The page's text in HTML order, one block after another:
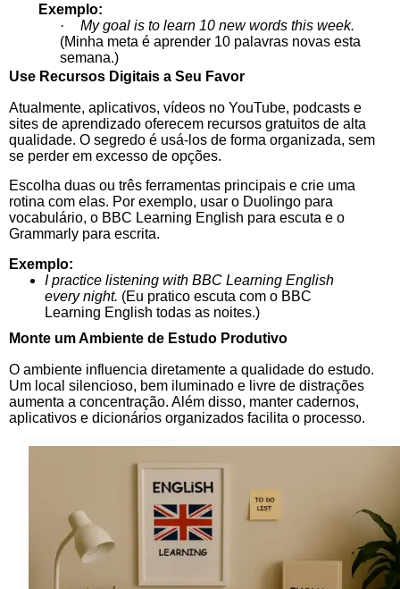
Exemplo:
·
My goal is to learn 10 new words this week.
(Minha meta é aprender 10 palavras novas esta
semana.)
Use Recursos Digitais a Seu Favor
Atualmente, aplicativos, vídeos no YouTube, podcasts e
sites de aprendizado oferecem recursos gratuitos de alta
qualidade. O segredo é usá-los de forma organizada, sem
se perder em excesso de opções.
Escolha duas ou três ferramentas principais e crie uma
rotina com elas. Por exemplo, usar o Duolingo para
vocabulário, o BBC Learning English para escuta e o
Grammarly para escrita.
Exemplo:
I practice listening with BBC Learning English
every night. (Eu pratico escuta com o BBC
Learning English todas as noites.)
Monte um Ambiente de Estudo Produtivo
O ambiente influencia diretamente a qualidade do estudo.
Um local silencioso, bem iluminado e livre de distrações
aumenta a concentração. Além disso, manter cadernos,
aplicativos e dicionários organizados facilita o processo.